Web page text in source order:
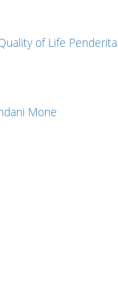
of Life Penderita
Mone